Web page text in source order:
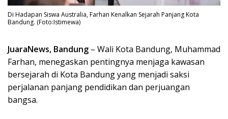
Di Hadapan Siswa Australia, Farhan Kenalkan Sejarah Panjang Kota
Bandung. (Foto:Istimewa)
JuaraNews, Bandung – Wali Kota Bandung, Muhammad
Farhan, menegaskan pentingnya menjaga kawasan
bersejarah di Kota Bandung yang menjadi saksi
perjalanan panjang pendidikan dan perjuangan
bangsa.